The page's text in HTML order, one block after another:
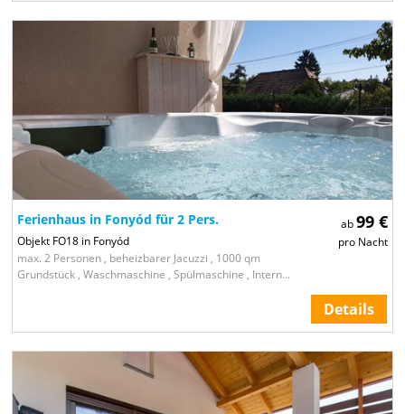
ab99 €
pro Nacht
Ferienhaus in Fonyód für 2 Pers.
Objekt FO18 in Fonyód
max. 2 Personen , beheizbarer Jacuzzi , 1000 qm
Grundstück , Waschmaschine , Spülmaschine , Intern...
Details